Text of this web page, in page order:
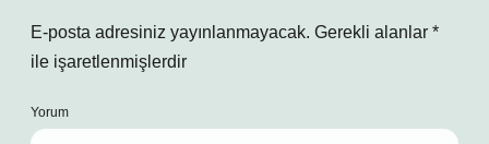
E-posta adresiniz yayınlanmayacak. Gerekli alanlar *
ile işaretlenmişlerdir
Yorum